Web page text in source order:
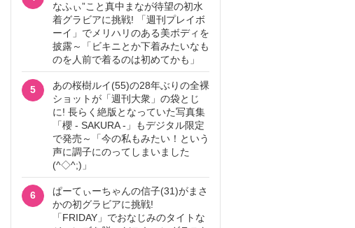
なふぃ”こと真中まなが待望の初水
着グラビアに挑戦! 「週刊プレイボ
ーイ」でメリハリのある美ボディを
披露～「ビキニとか下着みたいなも
のを人前で着るのは初めてかも」
5
あの桜樹ルイ(55)の28年ぶりの全裸
ショットが「週刊大衆」の袋とじ
に! 長らく絶版となっていた写真集
「櫻 - SAKURA -」もデジタル限定
で発売～「今の私もみたい！という
声に調子にのってしまいました
(^◇^;)」
6
ぱーてぃーちゃんの信子(31)がまさ
かの初グラビアに挑戦!
「FRIDAY」でおなじみのタイトな